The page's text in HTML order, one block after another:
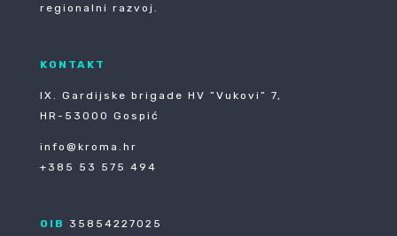
regionalni razvoj.
KONTAKT
IX. Gardijske brigade HV ”Vukovi” 7,
HR-53000 Gospić
info@kroma.hr
+385 53 575 494
OIB 35854227025